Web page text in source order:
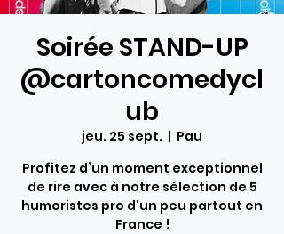
Soirée STAND-UP
@cartoncomedycl
ub
jeu. 25 sept.
  |
Pau
Profitez d’un moment exceptionnel
de rire avec à notre sélection de 5
humoristes pro d'un peu partout en
France !